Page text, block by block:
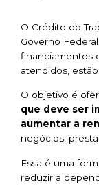
O Crédito do
Governo
financiamentos
atendidos,
O objetivo é
que deve ser
aumentar a
negócios,
Essa é uma
reduzir a